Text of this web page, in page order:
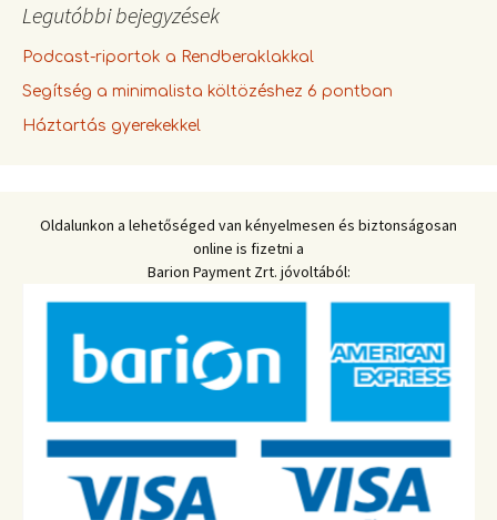
Legutóbbi bejegyzések
Podcast-riportok a Rendberaklakkal
Segítség a minimalista költözéshez 6 pontban
Háztartás gyerekekkel
Oldalunkon a lehetőséged van kényelmesen és biztonságosan
online is fizetni a
Barion Payment Zrt. jóvoltából: